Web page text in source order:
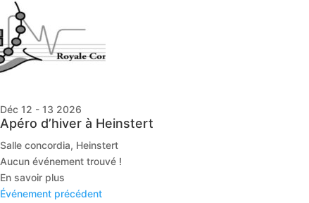
Déc 12 - 13 2026
Apéro d’hiver à Heinstert
Salle concordia, Heinstert
Aucun événement trouvé !
En savoir plus
Événement précédent